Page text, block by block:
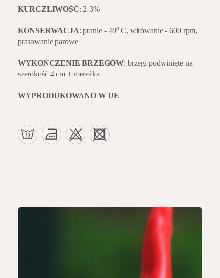
KURCZLIWOŚĆ: 2-3%
KONSERWACJA: pranie - 40o C, wirowanie - 600 rpm,
prasowanie parowe
WYKOŃCZENIE BRZEGÓW: brzegi podwinięte na
szerokość 4 cm + mereżka
WYPRODUKOWANO W UE